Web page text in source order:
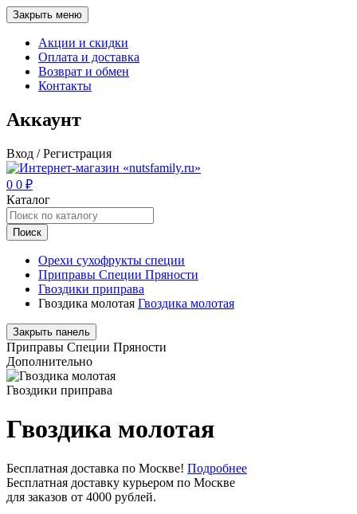
Закрыть меню
Акции и скидки
Оплата и доставка
Возврат и обмен
Контакты
Аккаунт
Вход / Регистрация
0 0 ₽
Каталог
Поиск
Орехи сухофрукты специи
Приправы Специи Пряности
Гвоздики приправа
Гвоздика молотая Гвоздика молотая
Закрыть панель
Приправы Специи Пряности
Дополнительно
Гвоздики приправа
Гвоздика молотая
Бесплатная доставка по Москве! Подробнее
Бесплатная доставку курьером по Москве
для заказов от 4000 рублей.